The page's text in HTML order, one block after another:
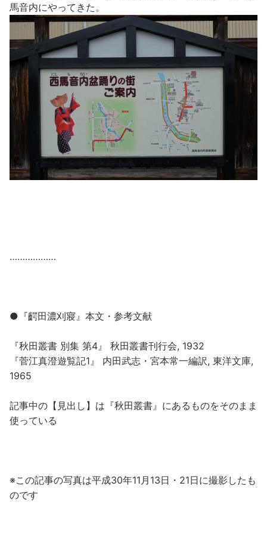
馬音内にやってきた。
………………
●『齶田濃刈寢』本文・参考文献
『秋田叢書 別集 第4』 秋田叢書刊行会, 1932
『菅江真澄遊覧記1』 内田武志・宮本常一編訳, 東洋文庫,
1965
記事中の【見出し】は『秋田叢書』にあるものをそのまま
使っている
※この記事の写真は平成30年11月13日・21日に撮影したも
のです